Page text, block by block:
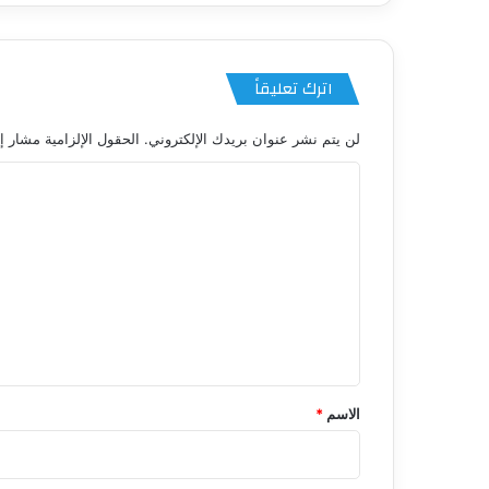
اترك تعليقاً
لن يتم نشر عنوان بريدك الإلكتروني. الحقول الإلزامية مشار
*
الاسم *